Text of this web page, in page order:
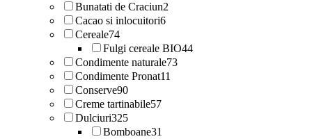
Bunatati de Craciun2
Cacao si inlocuitori6
Cereale74
Fulgi cereale BIO44
Condimente naturale73
Condimente Pronat11
Conserve90
Creme tartinabile57
Dulciuri325
Bomboane31